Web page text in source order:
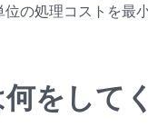
の処理コストを最
をして